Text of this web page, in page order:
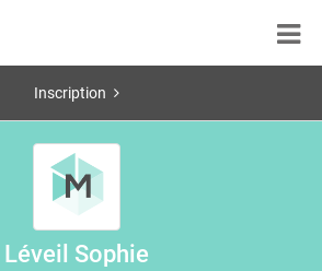
Inscription
Léveil Sophie